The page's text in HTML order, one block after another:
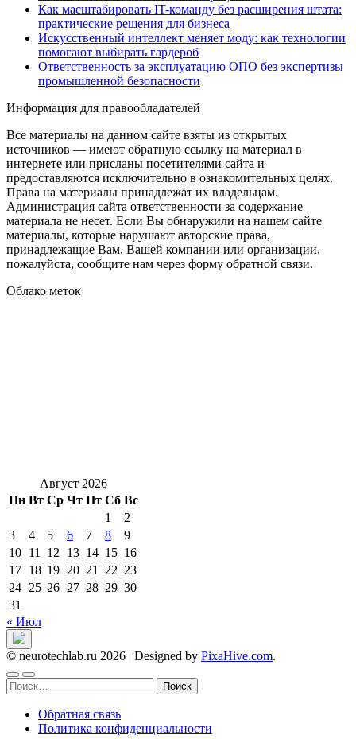
Как масштабировать IT-команду без расширения штата:
практические решения для бизнеса
Искусственный интеллект меняет моду: как технологии
помогают выбирать гардероб
Ответственность за эксплуатацию ОПО без экспертизы
промышленной безопасности
Информация для правообладателей
Все материалы на данном сайте взяты из открытых
источников — имеют обратную ссылку на материал в
интернете или присланы посетителями сайта и
предоставляются исключительно в ознакомительных целях.
Права на материалы принадлежат их владельцам.
Администрация сайта ответственности за содержание
материала не несет. Если Вы обнаружили на нашем сайте
материалы, которые нарушают авторские права,
принадлежащие Вам, Вашей компании или организации,
пожалуйста, сообщите нам через форму обратной связи.
Облако меток
Август 2026
Пн Вт Ср Чт Пт Сб Вс
1
2
3
4 5 6 7 8
9
10 11 12 13 14 15 16
17 18 19 20 21 22 23
24 25 26 27 28 29 30
31
« Июл
© neurotechlab.ru 2026 | Designed by PixaHive.com.
Найти:
Обратная связь
Политика конфиденциальности